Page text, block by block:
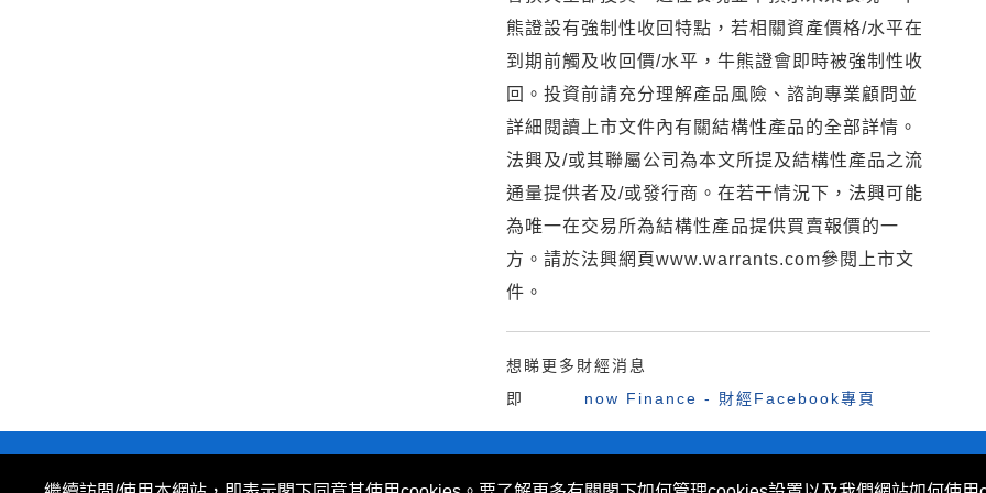
熊證設有強制性收回特點，若相關資產價格/水平在
到期前觸及收回價/水平，牛熊證會即時被強制性收
回。投資前請充分理解產品風險、諮詢專業顧問並
詳細閱讀上市文件內有關結構性產品的全部詳情。
法興及/或其聯屬公司為本文所提及結構性產品之流
通量提供者及/或發行商。在若干情況下，法興可能
為唯一在交易所為結構性產品提供買賣報價的一
方。請於法興網頁www.warrants.com參閱上市文
件。
想睇更多財經消息
即
now Finance - 財經Facebook專頁